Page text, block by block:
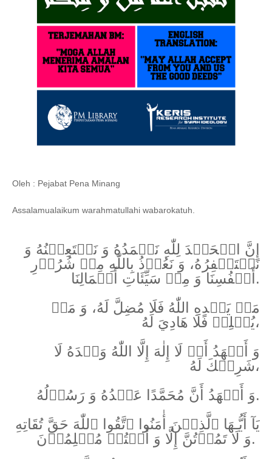
Oleh : Pejabat Pena Minang
Assalamualaikum warahmatullahi wabarokatuh.
إِنَّ الۡحَمۡدَ لِلّٰهِ نَحۡمَدُهُ وَ نَسۡتَعِيۡنُهُ وَ
نَسۡتَغۡفِرُهُ، وَ نَعُوۡذُ بِاللّٰهِ مِنۡ شُرُوۡرِ
أَنۡفُسِنَا وَ مِنۡ سَيِّئَاتِ أَعۡمَالِنَا.
مَنۡ يَهۡدِهِ اللّٰهُ فَلَا مُضِلَّ لَهُ، وَ مَنۡ
يُضۡلِلۡ فَلَا هَادِيَ لَهُ،
وَ أَشۡهَدُ أَنۡ لَا إِلٰهَ إِلَّا اللّٰهُ وَحۡدَهُ لَا
شَرِيۡكَ لَهُ،
وَ أَشۡهَدُ أَنَّ مُحَمَّدًا عَبۡدُهُ وَ رَسُوۡلُهُ.
يَآ أَيُّـهَا ٱلَّذِيۡنَ أٰمَنُوا ٱتَّقُوا ٱللّٰهَ حَقَّ تُقَاتِهِ
وَ لَا تَمُوۡتُنَّ إِلَّا وَ أَنۡتُمۡ مُسۡلِمُوۡنَ.